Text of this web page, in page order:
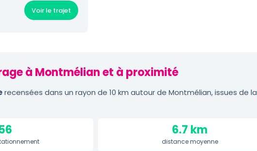
Voir le trajet
à Montmélian et à proximité
recensées dans un rayon de 10 km autour de Montmélian, issues de la
6.7 km
distance moyenne